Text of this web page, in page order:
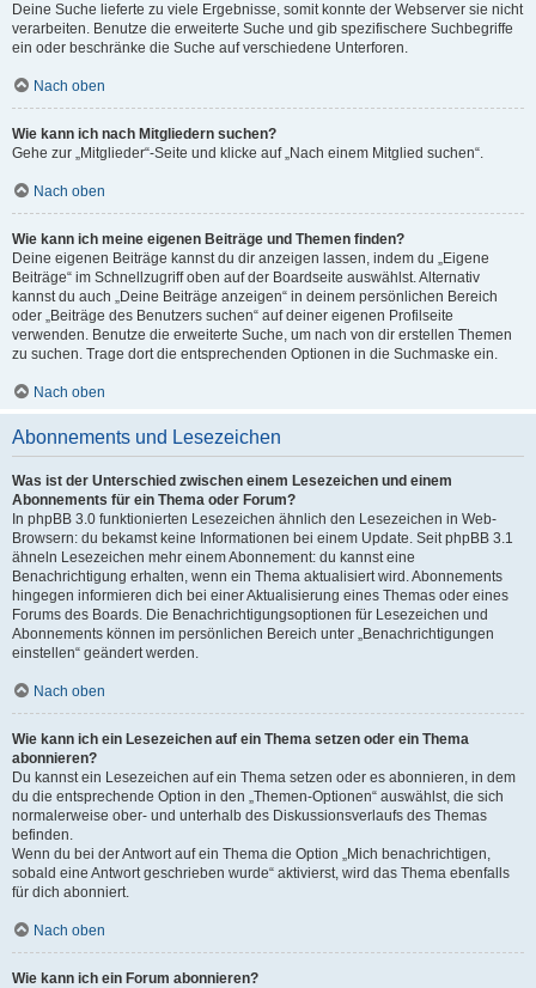
Deine Suche lieferte zu viele Ergebnisse, somit konnte der Webserver sie nicht
verarbeiten. Benutze die erweiterte Suche und gib spezifischere Suchbegriffe
ein oder beschränke die Suche auf verschiedene Unterforen.
Nach oben
Wie kann ich nach Mitgliedern suchen?
Gehe zur „Mitglieder“-Seite und klicke auf „Nach einem Mitglied suchen“.
Nach oben
Wie kann ich meine eigenen Beiträge und Themen finden?
Deine eigenen Beiträge kannst du dir anzeigen lassen, indem du „Eigene
Beiträge“ im Schnellzugriff oben auf der Boardseite auswählst. Alternativ
kannst du auch „Deine Beiträge anzeigen“ in deinem persönlichen Bereich
oder „Beiträge des Benutzers suchen“ auf deiner eigenen Profilseite
verwenden. Benutze die erweiterte Suche, um nach von dir erstellen Themen
zu suchen. Trage dort die entsprechenden Optionen in die Suchmaske ein.
Nach oben
Abonnements und Lesezeichen
Was ist der Unterschied zwischen einem Lesezeichen und einem
Abonnements für ein Thema oder Forum?
In phpBB 3.0 funktionierten Lesezeichen ähnlich den Lesezeichen in Web-
Browsern: du bekamst keine Informationen bei einem Update. Seit phpBB 3.1
ähneln Lesezeichen mehr einem Abonnement: du kannst eine
Benachrichtigung erhalten, wenn ein Thema aktualisiert wird. Abonnements
hingegen informieren dich bei einer Aktualisierung eines Themas oder eines
Forums des Boards. Die Benachrichtigungsoptionen für Lesezeichen und
Abonnements können im persönlichen Bereich unter „Benachrichtigungen
einstellen“ geändert werden.
Nach oben
Wie kann ich ein Lesezeichen auf ein Thema setzen oder ein Thema
abonnieren?
Du kannst ein Lesezeichen auf ein Thema setzen oder es abonnieren, in dem
du die entsprechende Option in den „Themen-Optionen“ auswählst, die sich
normalerweise ober- und unterhalb des Diskussionsverlaufs des Themas
befinden.
Wenn du bei der Antwort auf ein Thema die Option „Mich benachrichtigen,
sobald eine Antwort geschrieben wurde“ aktivierst, wird das Thema ebenfalls
für dich abonniert.
Nach oben
Wie kann ich ein Forum abonnieren?